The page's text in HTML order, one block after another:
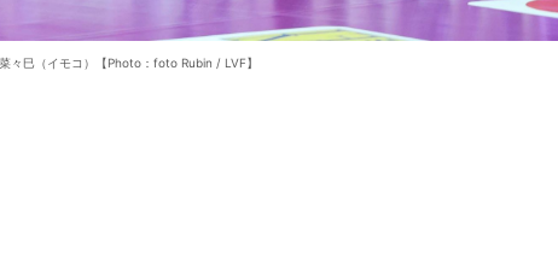
々巳（イモコ）【Photo：foto Rubin / LVF】